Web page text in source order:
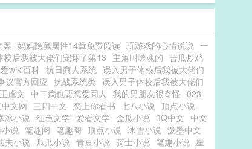
案 妈妈隐藏属性14章免费阅读 玩游戏的心情说说 一
校后我被大佬们宠坏了第13 主角叫噬魂的 苦瓜炒鸡
wiki百科 抗日商人系统 误入男子体校后我被大佬们
议官方回应 抗战系统类 误入男子体校后我被大佬们
虐文 中二病也要恋爱同人 我的男朋友很奇怪 023
文网 三四中文 恋上你看书 七八小说 顶点小说
冰小说 红色文学 爱看文学 金瓜小说 3Q中文 中文
说 笔趣阁 笔趣阁 顶点小说 冰雪小说 泼墨中文
夫小说 瓜瓜小说 青豆小说 骑士小说 笔趣小说 星